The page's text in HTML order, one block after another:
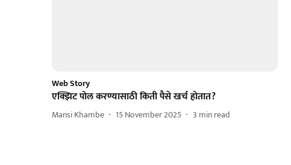
Web Story
एक्झिट पोल करण्यासाठी किती पैसे खर्च होतात?
Mansi Khambe 15 November 2025 3 min read